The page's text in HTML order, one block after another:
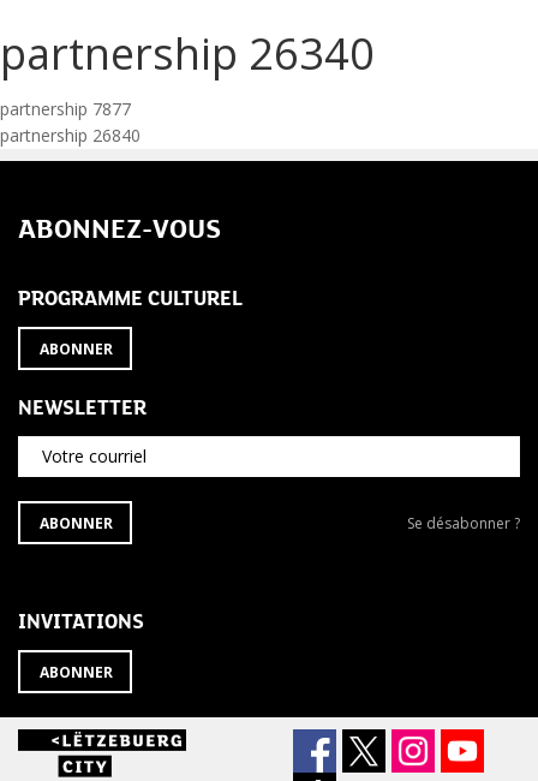
partnership 26340
Navigation
de
l’article
partnership 7877
partnership 26840
ABONNEZ-VOUS
PROGRAMME CULTUREL
ABONNER
NEWSLETTER
Votre courriel
S'ABONNER
À
ABONNER
Se
Se désabonner ?
INVITATIONS
ABONNER